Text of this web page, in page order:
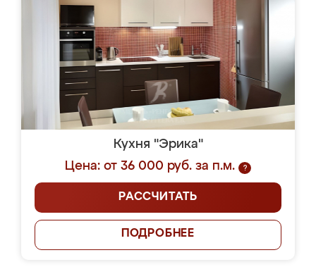
Кухня "Эрика"
Цена: от 36 000 руб. за п.м.
?
РАССЧИТАТЬ
ПОДРОБНЕЕ